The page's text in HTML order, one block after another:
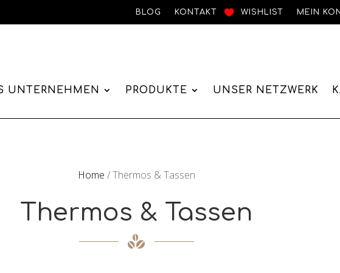
BLOG KONTAKT WISHLIST MEIN
UNTERNEHMEN PRODUKTE UNSER NETZWERK
Home / Thermos & Tassen
Thermos & Tassen